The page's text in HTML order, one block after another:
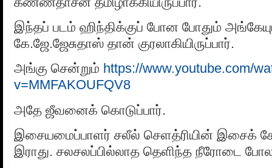
இந்தப் படம் ஹிந்திக்குப் போன போதும்
கே.ஜே.ஜேசுதாஸ் தான் குரலாகியிருப்பார்.
அங்கு சென்றும் https://www.youtube.com/
v=MMFAKOUFQV8
அதே ஜீவனைக் கொடுப்பார்.
இசையமைப்பாளர் சலீல் செளத்ரியின் இசைக்
இராது. சலசலப்பில்லாத தெளிந்த நீரோடை